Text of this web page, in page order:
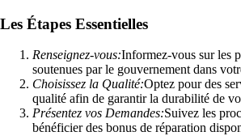
Les Étapes Essentielles
Renseignez-vous:Informez-vous sur les
soutenues par le gouvernement dans
Choisissez la Qualité:Optez pour des
qualité afin de garantir la durabilité de
Présentez vos Demandes:Suivez les
bénéficier des bonus de réparation